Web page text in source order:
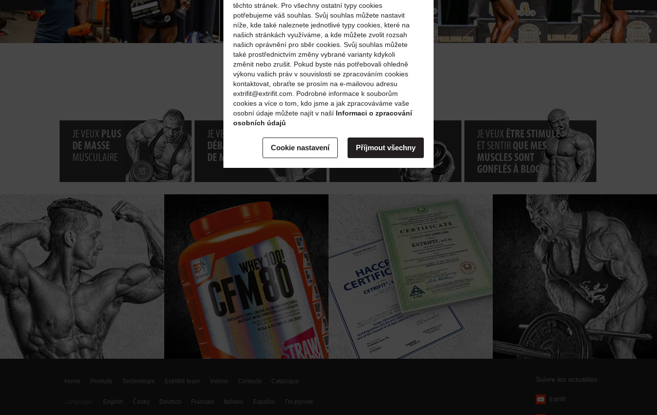
JE VEUX PLUS
DE MASSE
MUSCULAIRE
JE VEUX ME
DÉBARRASSER
DE MA GRAISSE
JE VEUX
AUGMENTER
MA FORCE
JE VEUX ÊTRE STIMULÉ
ET SENTIR QUE MES
MUSCLES SONT
GONFLÉS À BLOC
Home Produits Technologie Extrifit® team Vidéos Contacts Catalogue
English Česky Deutsch Francais Italiano Español По-русски
Suivre les actualités
Extrifit
těchto stránek. Pro všechny ostatní typy cookies
potřebujeme váš souhlas. Svůj souhlas můžete nastavit
níže, kde také naleznete jednotlivé typy cookies, které na
našich stránkách využíváme, a kde můžete zvolit rozsah
našich oprávnění pro sběr cookies. Svůj souhlas můžete
také prostřednictvím změny vybrané varianty kdykoli
změnit nebo zrušit. Pokud byste nás potřebovali ohledně
výkonu vašich práv v souvislosti se zpracováním cookies
kontaktovat, obraťte se prosím na e-mailovou adresu
extrifit@extrifit.com. Podrobné informace k souborům
cookies a více o tom, kdo jsme a jak zpracováváme vaše
osobní údaje můžete najít v naší Informaci o zpracování
osobních údajů
Cookie nastavení Příjmout všechny